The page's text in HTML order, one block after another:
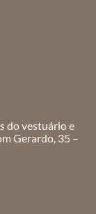
do vestuário e
Gerardo, 35 –